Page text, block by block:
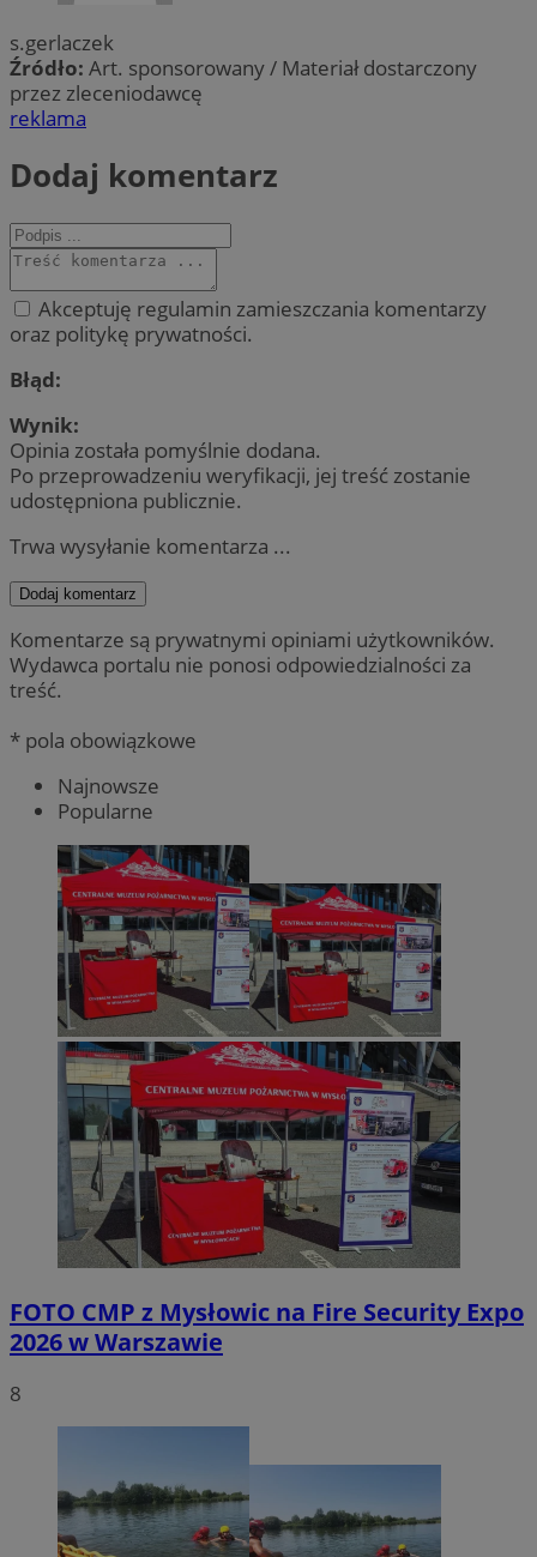
s.gerlaczek
Źródło: Art. sponsorowany / Materiał dostarczony
przez zleceniodawcę
reklama
Dodaj komentarz
Akceptuję regulamin zamieszczania komentarzy
oraz politykę prywatności.
Błąd:
Wynik:
Opinia została pomyślnie dodana.
Po przeprowadzeniu weryfikacji, jej treść zostanie
udostępniona publicznie.
Trwa wysyłanie komentarza ...
Dodaj komentarz
Komentarze są prywatnymi opiniami użytkowników.
Wydawca portalu nie ponosi odpowiedzialności za
treść.
* pola obowiązkowe
Najnowsze
Popularne
FOTO CMP z Mysłowic na Fire Security Expo
2026 w Warszawie
8